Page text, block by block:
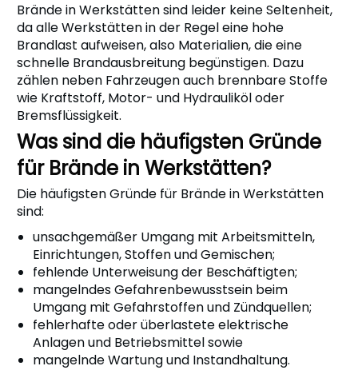
Brände in Werkstätten sind leider keine Seltenheit,
da alle Werkstätten in der Regel eine hohe
Brandlast aufweisen, also Materialien, die eine
schnelle Brandausbreitung begünstigen. Dazu
zählen neben Fahrzeugen auch brennbare Stoffe
wie Kraftstoff, Motor- und Hydrauliköl oder
Bremsflüssigkeit.
Was sind die häufigsten Gründe
für Brände in Werkstätten?
Die häufigsten Gründe für Brände in Werkstätten
sind:
unsachgemäßer Umgang mit Arbeitsmitteln,
Einrichtungen, Stoffen und Gemischen;
fehlende Unterweisung der Beschäftigten;
mangelndes Gefahrenbewusstsein beim
Umgang mit Gefahrstoffen und Zündquellen;
fehlerhafte oder überlastete elektrische
Anlagen und Betriebsmittel sowie
mangelnde Wartung und Instandhaltung.